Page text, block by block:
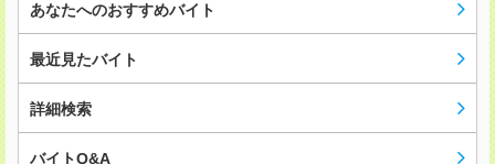
あなたへのおすすめバイト
最近見たバイト
詳細検索
バイトQ&A